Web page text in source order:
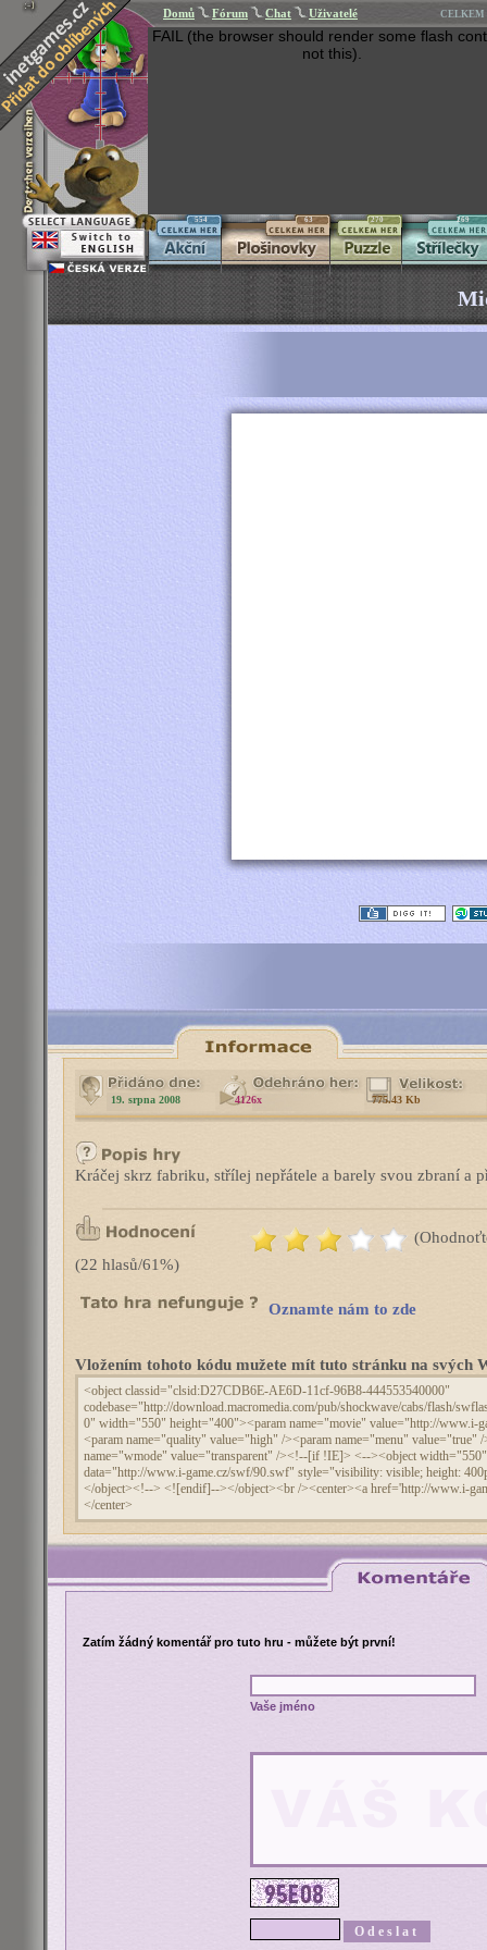
Domů Fórum Chat Uživatelé CELKEM
FAIL (the browser should render some flash
not this).
554 63 270 269
19. srpna 2008 4126x 775.43 Kb
Kráčej skrz fabriku, střílej nepřátele a barely svou zbraní a
(22 hlasů/61%)
Oznamte nám to zde
Vložením tohoto kódu mužete mít tuto stránku na svých
Zatím žádný komentář pro tuto hru - můžete být první!
Vaše jméno